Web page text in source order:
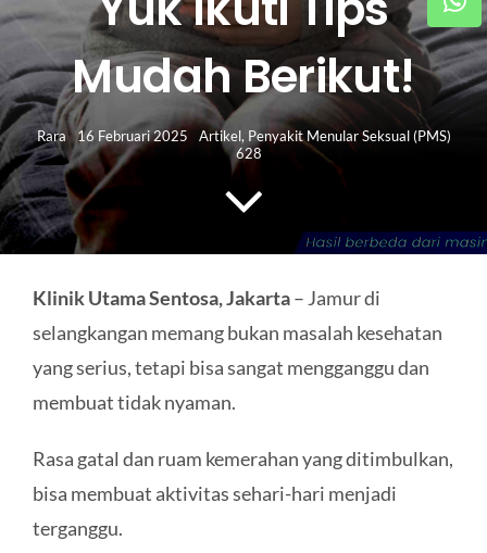
ARTIKEL
HUBUNGI KAMI
Search
for:
Mudah Berikut!
Rara 16 Februari 2025 Artikel, Penyakit Menular Seksual (PMS)
628
Klinik Utama Sentosa, Jakarta– Jamur di
selangkangan memang bukan masalah kesehatan
yang serius, tetapi bisa sangat mengganggu dan
membuat tidak nyaman.
Rasa gatal dan ruam kemerahan yang ditimbulkan,
bisa membuat aktivitas sehari-hari menjadi
terganggu.